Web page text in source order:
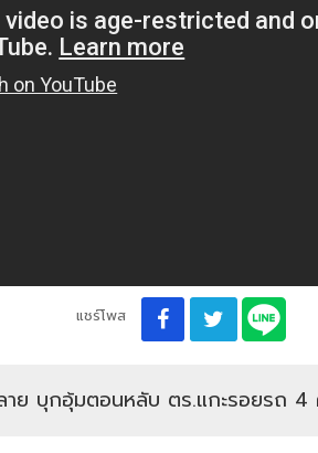
แชร์โพส
าย บุกอุ้มตอนหลับ ตร.แกะรอยรถ 4